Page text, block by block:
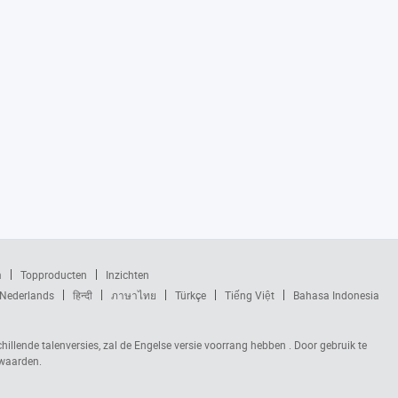
Topproducten
Inzichten
Nederlands हिन्दी ภาษาไทย Türkçe Tiếng Việt Bahasa Indonesia
talenversies, zal de Engelse versie voorrang hebben . Door gebruik te